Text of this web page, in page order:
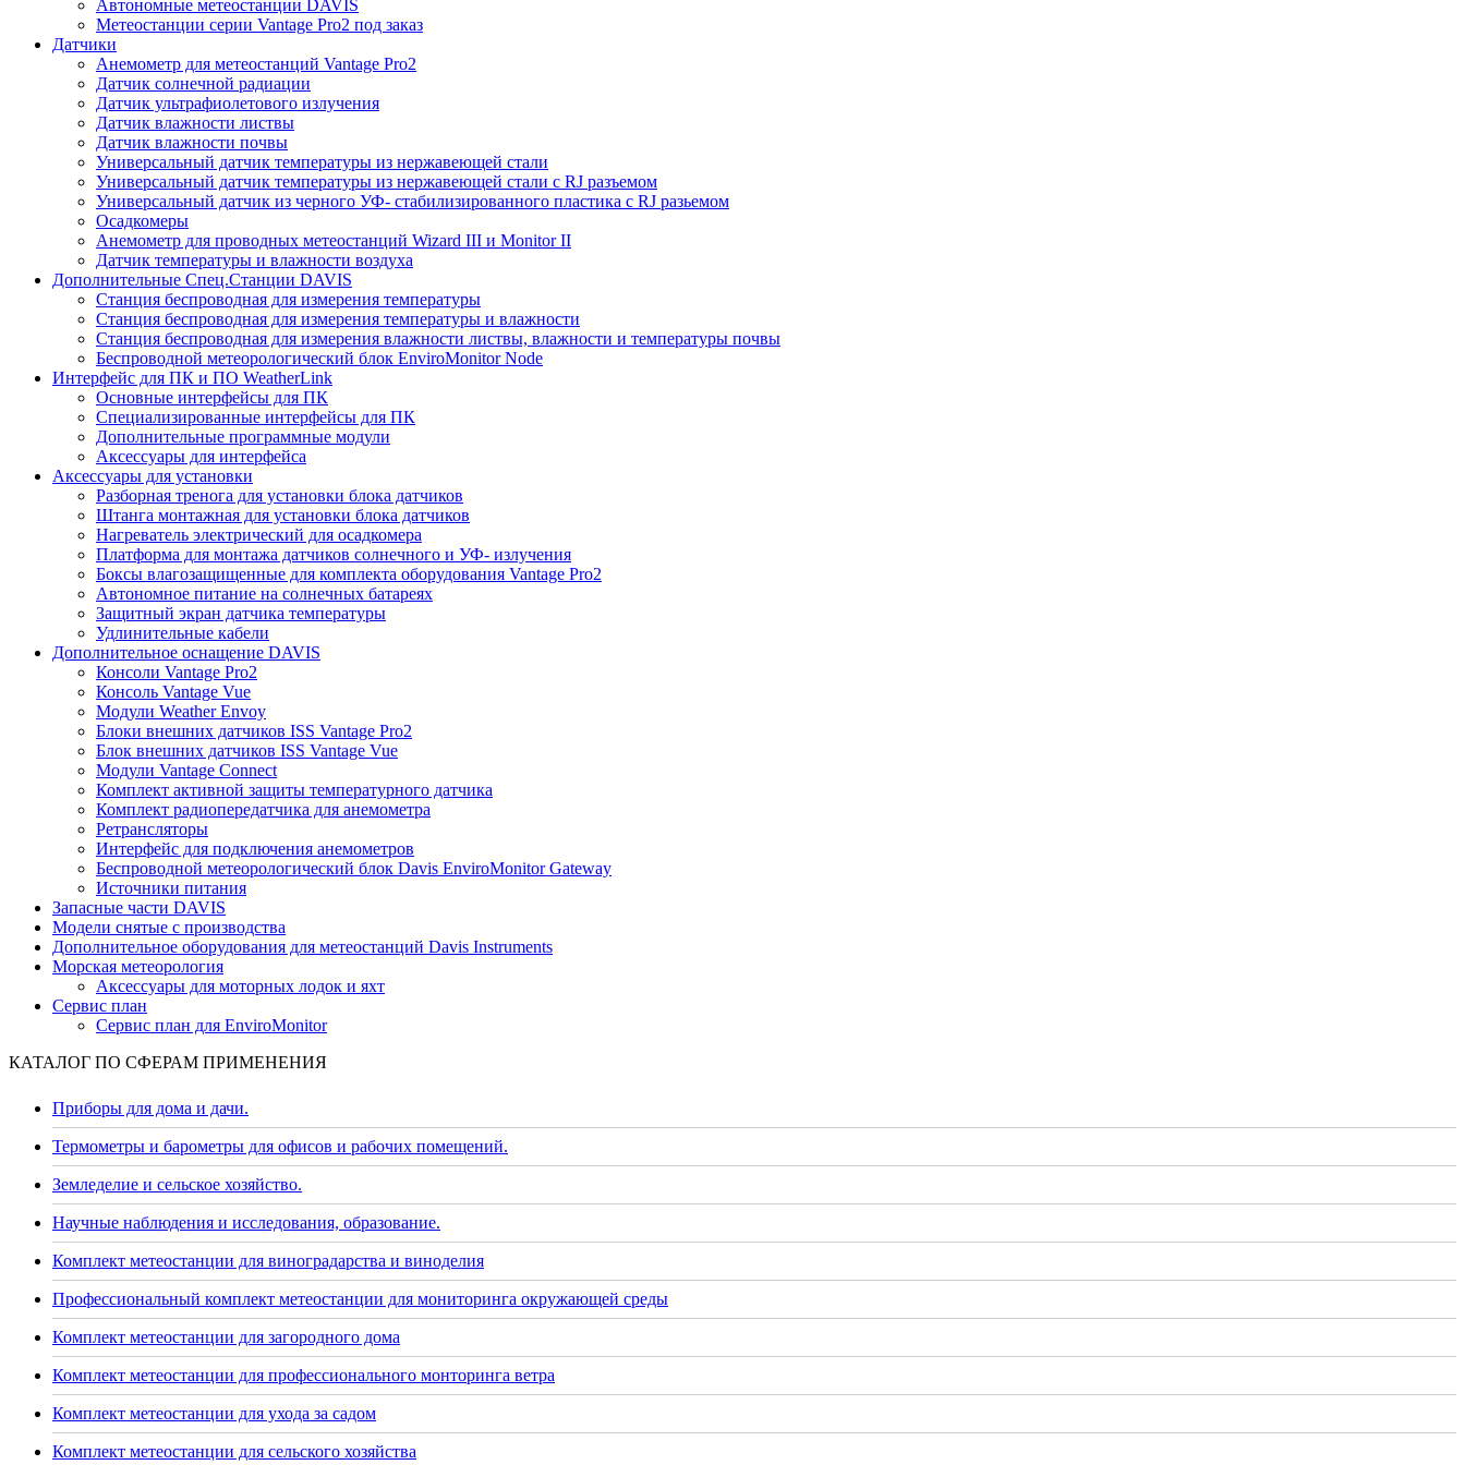
Автономные метеостанции DAVIS
Метеостанции серии Vantage Pro2 под заказ
Датчики
Анемометр для метеостанций Vantage Pro2
Датчик солнечной радиации
Датчик ультрафиолетового излучения
Датчик влажности листвы
Датчик влажности почвы
Универсальный датчик температуры из нержавеющей стали
Универсальный датчик температуры из нержавеющей стали с RJ разъемом
Универсальный датчик из черного УФ- стабилизированного пластика с RJ разьемом
Осадкомеры
Анемометр для проводных метеостанций Wizard III и Monitor II
Датчик температуры и влажности воздуха
Дополнительные Спец.Станции DAVIS
Станция беспроводная для измерения температуры
Станция беспроводная для измерения температуры и влажности
Станция беспроводная для измерения влажности листвы, влажности и температуры почвы
Беспроводной метеорологический блок EnviroMonitor Node
Интерфейс для ПК и ПО WeatherLink
Основные интерфейсы для ПК
Специализированные интерфейсы для ПК
Дополнительные программные модули
Аксессуары для интерфейса
Аксессуары для установки
Разборная тренога для установки блока датчиков
Штанга монтажная для установки блока датчиков
Нагреватель электрический для осадкомера
Платформа для монтажа датчиков солнечного и УФ- излучения
Боксы влагозащищенные для комплекта оборудования Vantage Pro2
Автономное питание на солнечных батареях
Защитный экран датчика температуры
Удлинительные кабели
Дополнительное оснащение DAVIS
Консоли Vantage Pro2
Консоль Vantage Vue
Модули Weather Envoy
Блоки внешних датчиков ISS Vantage Pro2
Блок внешних датчиков ISS Vantage Vue
Модули Vantage Connect
Комплект активной защиты температурного датчика
Комплект радиопередатчика для анемометра
Ретрансляторы
Интерфейс для подключения анемометров
Беспроводной метеорологический блок Davis EnviroMonitor Gateway
Источники питания
Запасные части DAVIS
Модели снятые с производства
Дополнительное оборудования для метеостанций Davis Instruments
Морская метеорология
Аксессуары для моторных лодок и яхт
Сервис план
Сервис план для EnviroMonitor
КАТАЛОГ ПО СФЕРАМ ПРИМЕНЕНИЯ
Приборы для дома и дачи.
Термометры и барометры для офисов и рабочих помещений.
Земледелие и сельское хозяйство.
Научные наблюдения и исследования, образование.
Комплект метеостанции для виноградарства и виноделия
Профессиональный комплект метеостанции для мониторинга окружающей среды
Комплект метеостанции для загородного дома
Комплект метеостанции для профессионального монторинга ветра
Комплект метеостанции для ухода за садом
Комплект метеостанции для сельского хозяйства